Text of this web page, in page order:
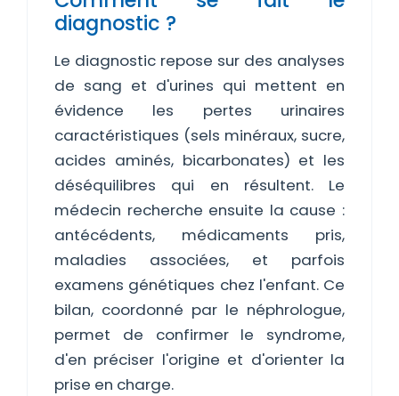
diagnostic ?
Le diagnostic repose sur des analyses
de sang et d'urines qui mettent en
évidence les pertes urinaires
caractéristiques (sels minéraux, sucre,
acides aminés, bicarbonates) et les
déséquilibres qui en résultent. Le
médecin recherche ensuite la cause :
antécédents, médicaments pris,
maladies associées, et parfois
examens génétiques chez l'enfant. Ce
bilan, coordonné par le néphrologue,
permet de confirmer le syndrome,
d'en préciser l'origine et d'orienter la
prise en charge.